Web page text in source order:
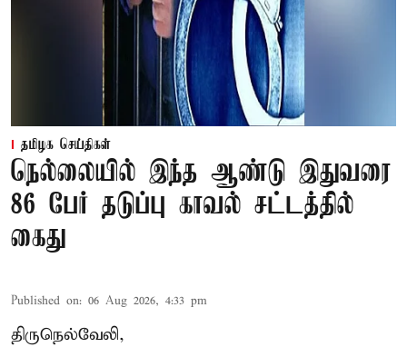
தமிழக செய்திகள்
நெல்லையில் இந்த ஆண்டு இதுவரை
86 பேர் தடுப்பு காவல் சட்டத்தில்
கைது
Published on: 06 Aug 2026, 4:33 pm
திருநெல்வேலி,